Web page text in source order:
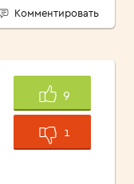
Комментировать
9
1